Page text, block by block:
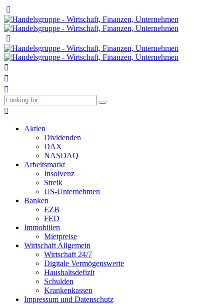
Aktien
Dividenden
DAX
NASDAQ
Arbeitsmarkt
Insolvenz
Streik
US-Unternehmen
Banken
EZB
FED
Immobilien
Mietpreise
Wirtschaft Allgemein
Wirtschaft 24/7
Digitale Vermögenswerte
Haushaltsdefizit
Schulden
Krankenkassen
Impressum und Datenschutz